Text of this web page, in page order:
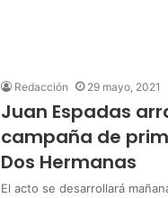
Redacción 29 mayo, 2021
Juan Espadas
campaña de
Dos Hermanas
El acto se desarrollará